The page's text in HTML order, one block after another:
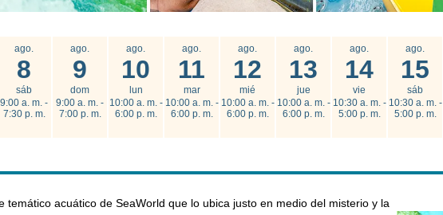
ago.
8
sáb
9:00 a. m. -
7:30 p. m.
ago.
9
dom
9:00 a. m. -
7:00 p. m.
ago.
10
lun
10:00 a. m. -
6:00 p. m.
ago.
11
mar
10:00 a. m. -
6:00 p. m.
ago.
12
mié
10:00 a. m. -
6:00 p. m.
ago.
13
jue
10:00 a. m. -
6:00 p. m.
ago.
14
vie
10:30 a. m. -
5:00 p. m.
ago.
15
sáb
10:30 a. m. -
5:00 p. m.
temático acuático de SeaWorld que lo ubica justo en medio del misterio y la